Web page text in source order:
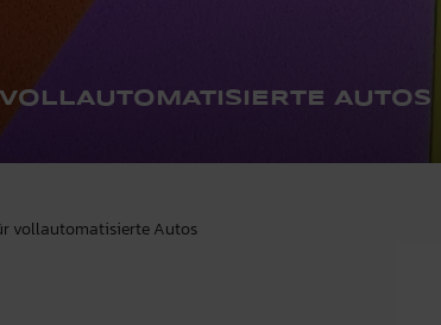
AUTOS
vollautomatisierte Autos